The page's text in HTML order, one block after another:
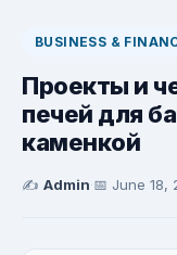
BUSINESS &
Проекты и
печей для
каменкой
✍️ Admin·📅 June 18,